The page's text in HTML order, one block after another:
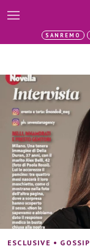
SANREMO
ESCLUSIVE • GOSSIP